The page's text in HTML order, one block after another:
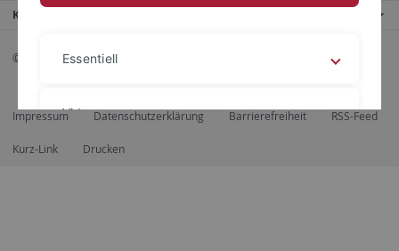
Kontaktinfo
© 2026 Eberhard Karls Universität Tübingen, Tübingen
Impressum Datenschutzerklärung Barrierefreiheit RSS-Feed
Kurz-Link Drucken
Essentiell
Videos